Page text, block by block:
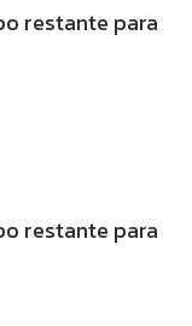
restante para
restante para